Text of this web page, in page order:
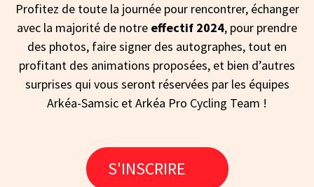
Profitez de toute la journée pour rencontrer, échanger
avec la majorité de notre effectif 2024, pour prendre
des photos, faire signer des autographes, tout en
profitant des animations proposées, et bien d’autres
surprises qui vous seront réservées par les équipes
Arkéa-Samsic et Arkéa Pro Cycling Team !
S'INSCRIRE